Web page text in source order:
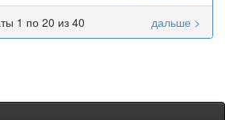
1 по 20 из 40
дальше >